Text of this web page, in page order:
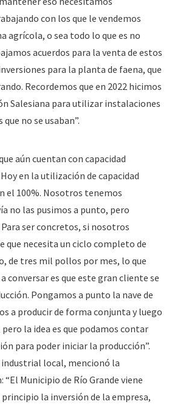
con los que le vendemos
agrícola, o sea todo lo que es no
acuerdos para la venta de estos
para la planta de faena, que
Recordemos que en 2022 hicimos
Salesiana para utilizar instalaciones
que no se usaban”.
aún cuentan con capacidad
en la utilización de capacidad
el 100%. Nosotros tenemos
no las pusimos a punto, pero
ser concretos, si nosotros
que necesita un ciclo completo de
de tres mil pollos por mes, lo que
conversar es que este gran cliente se
Pongamos a punto la nave de
a producir de forma conjunta y luego
la idea es que podamos contar
para poder iniciar la producción”.
local, mencionó la
Municipio de Río Grande viene
la inversión de la empresa,